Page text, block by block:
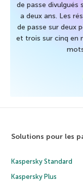
de passe divulgués
a deux ans. Les
de passe sur deux
et trois sur cinq en
Solutions pour les
Kaspersky Standard
Kaspersky Plus